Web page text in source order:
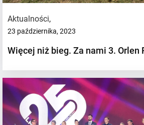
Aktualności,
23 października, 2023
Więcej niż bieg. Za nami 3. Orlen